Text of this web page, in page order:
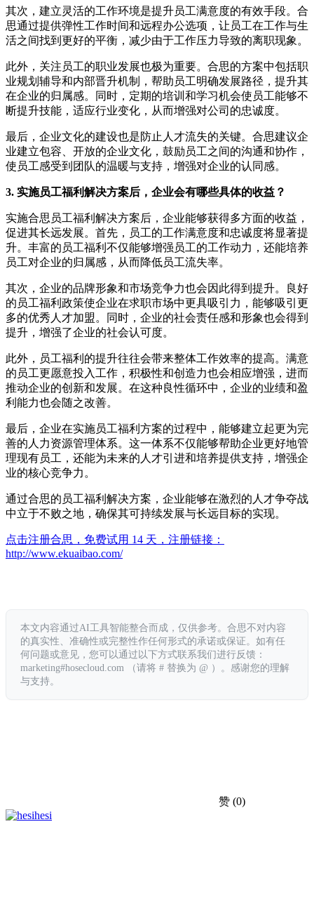
其次，建立灵活的工作环境是提升员工满意度的有效手段。合
思通过提供弹性工作时间和远程办公选项，让员工在工作与生
活之间找到更好的平衡，减少由于工作压力导致的离职现象。
此外，关注员工的职业发展也极为重要。合思的方案中包括职
业规划辅导和内部晋升机制，帮助员工明确发展路径，提升其
在企业的归属感。同时，定期的培训和学习机会使员工能够不
断提升技能，适应行业变化，从而增强对公司的忠诚度。
最后，企业文化的建设也是防止人才流失的关键。合思建议企
业建立包容、开放的企业文化，鼓励员工之间的沟通和协作，
使员工感受到团队的温暖与支持，增强对企业的认同感。
3. 实施员工福利解决方案后，企业会有哪些具体的收益？
实施合思员工福利解决方案后，企业能够获得多方面的收益，
促进其长远发展。首先，员工的工作满意度和忠诚度将显著提
升。丰富的员工福利不仅能够增强员工的工作动力，还能培养
员工对企业的归属感，从而降低员工流失率。
其次，企业的品牌形象和市场竞争力也会因此得到提升。良好
的员工福利政策使企业在求职市场中更具吸引力，能够吸引更
多的优秀人才加盟。同时，企业的社会责任感和形象也会得到
提升，增强了企业的社会认可度。
此外，员工福利的提升往往会带来整体工作效率的提高。满意
的员工更愿意投入工作，积极性和创造力也会相应增强，进而
推动企业的创新和发展。在这种良性循环中，企业的业绩和盈
利能力也会随之改善。
最后，企业在实施员工福利方案的过程中，能够建立起更为完
善的人力资源管理体系。这一体系不仅能够帮助企业更好地管
理现有员工，还能为未来的人才引进和培养提供支持，增强企
业的核心竞争力。
通过合思的员工福利解决方案，企业能够在激烈的人才争夺战
中立于不败之地，确保其可持续发展与长远目标的实现。
点击注册合思，免费试用 14 天，注册链接：
http://www.ekuaibao.com/
本文内容通过AI工具智能整合而成，仅供参考。合思不对内容
的真实性、准确性或完整性作任何形式的承诺或保证。如有任
何问题或意见，您可以通过以下方式联系我们进行反馈：
marketing#hosecloud.com （请将 # 替换为 @ ）。感谢您的理解
与支持。
赞 (0)
hesi